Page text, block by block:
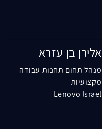
אלירן בן עזרא
מנהל תחום תחנות עבודה
מקצועיות
Lenovo Israel